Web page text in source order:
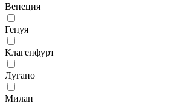
Венеция
Генуя
Клагенфурт
Лугано
Милан